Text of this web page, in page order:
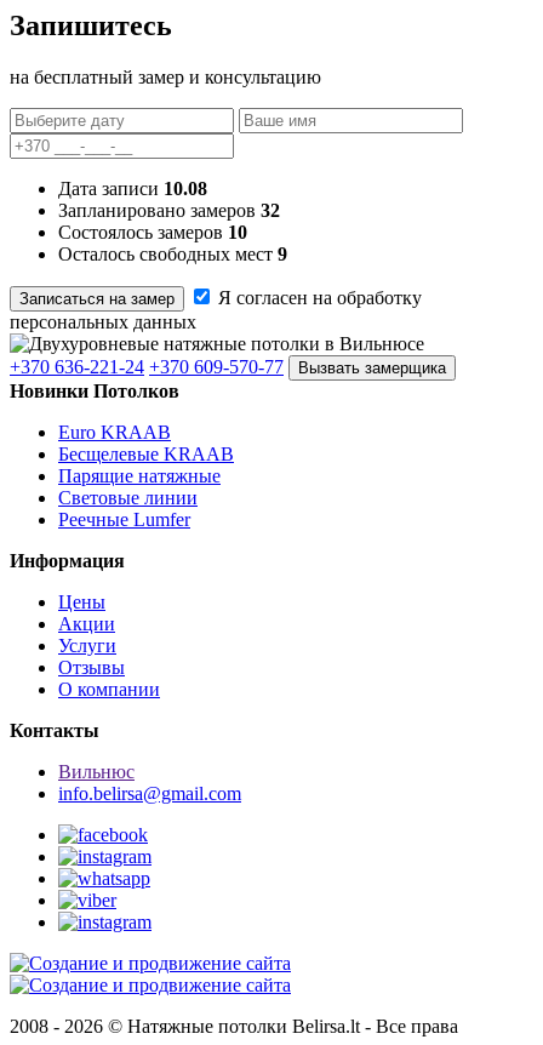
Запишитесь
на бесплатный замер и консультацию
Дата записи 10.08
Запланировано замеров 32
Состоялось замеров 10
Осталось свободных мест 9
Записаться на замер
Я согласен на обработку
персональных данных
+370 636-221-24 +370 609-570-77 Вызвать замерщика
Новинки Потолков
Euro KRAAB
Бесщелевые KRAAB
Парящие натяжные
Световые линии
Реечные Lumfer
Информация
Цены
Акции
Услуги
Отзывы
О компании
Контакты
Вильнюс
info.belirsa@gmail.com
2008 - 2026 © Натяжные потолки Belirsa.lt - Все права